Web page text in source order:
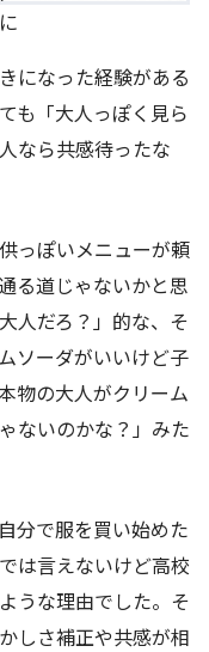
になった経験がある
も「大人っぽく見ら
なら共感待ったな
っぽいメニューが頼
る道じゃないかと思
人だろ？」的な、そ
ソーダがいいけど子
物の大人がクリーム
ないのかな？」みた
分で服を買い始めた
は言えないけど高校
うな理由でした。そ
しさ補正や共感が相